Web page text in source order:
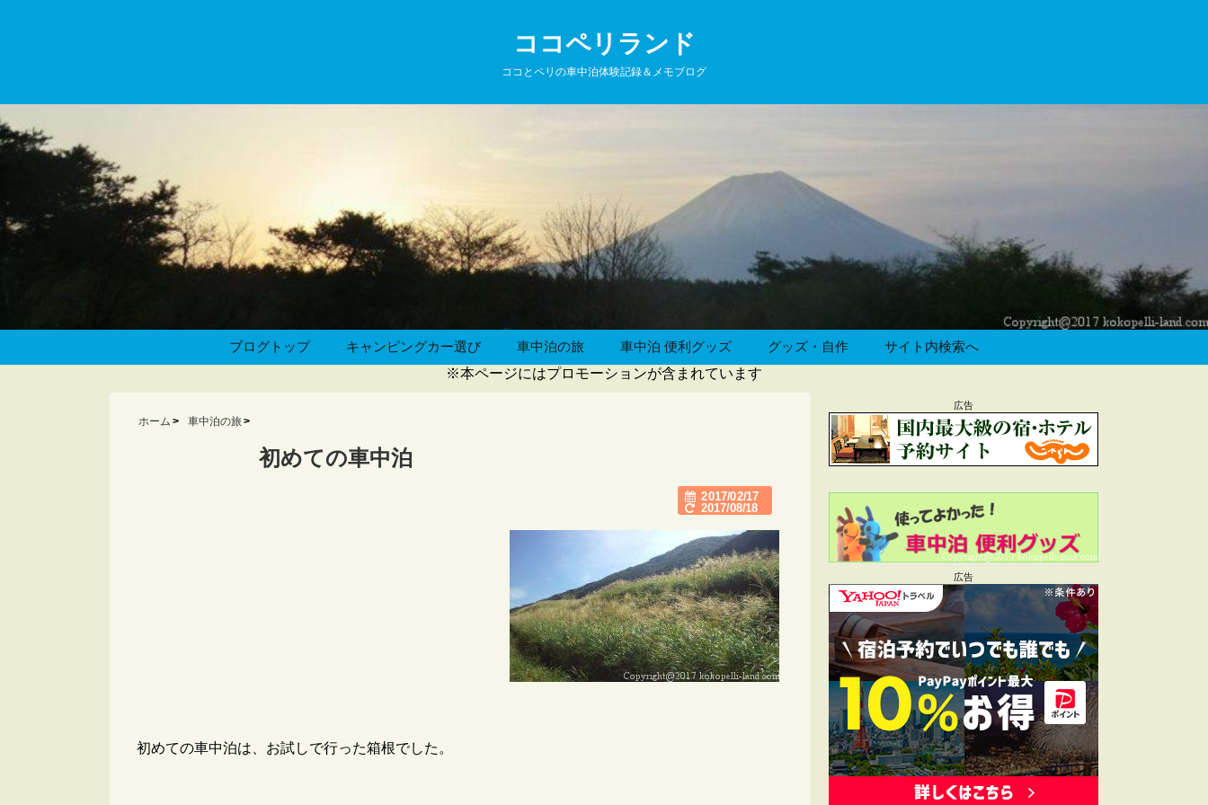
ココペリランド
ココとペリの車中泊体験記録＆メモブログ
ブログトップ キャンピングカー選び 車中泊の旅 車中泊 便利グッズ グッズ・自作
サイト内検索へ
※本ページにはプロモーションが含まれています
ホーム 車中泊の旅
初めての車中泊
2017/02/17
2017/08/18
初めての車中泊は、お試しで行った箱根でした。
広告
広告